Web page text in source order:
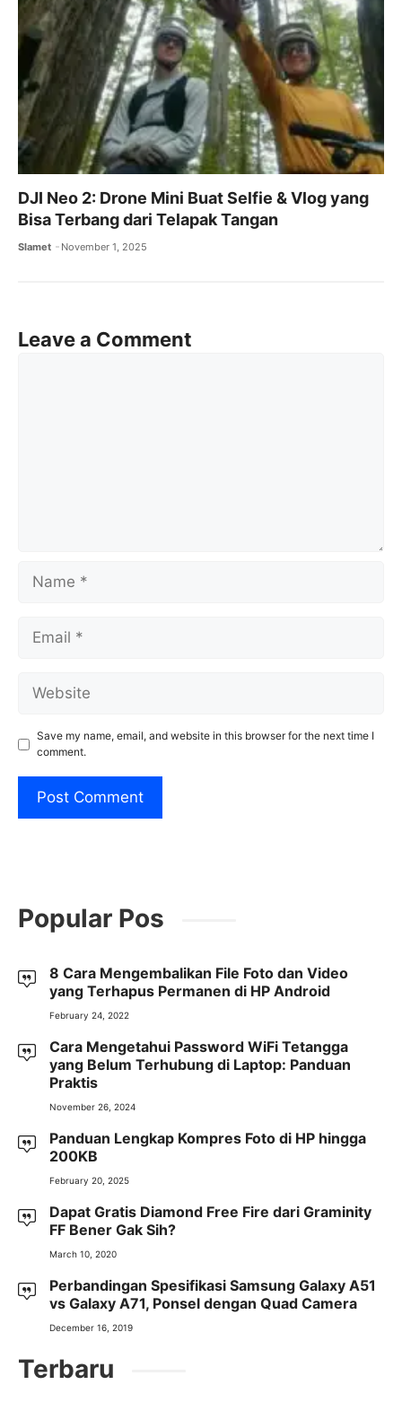
DJI Neo 2: Drone Mini Buat Selfie & Vlog yang
Bisa Terbang dari Telapak Tangan
Slamet November 1, 2025
Leave a Comment
Name
Email
Website
Save my name, email, and website in this browser for the next time I
comment.
Popular Pos
8 Cara Mengembalikan File Foto dan Video
yang Terhapus Permanen di HP Android
February 24, 2022
Cara Mengetahui Password WiFi Tetangga
yang Belum Terhubung di Laptop: Panduan
Praktis
November 26, 2024
Panduan Lengkap Kompres Foto di HP hingga
200KB
February 20, 2025
Dapat Gratis Diamond Free Fire dari Graminity
FF Bener Gak Sih?
March 10, 2020
Perbandingan Spesifikasi Samsung Galaxy A51
vs Galaxy A71, Ponsel dengan Quad Camera
December 16, 2019
Terbaru